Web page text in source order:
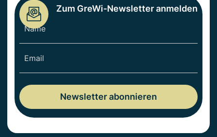
Zum GreWi-Newsletter anmelden